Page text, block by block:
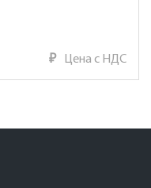
₽ Цена с НДС